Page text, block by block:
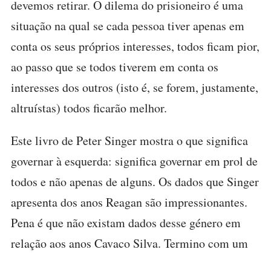
devemos retirar. O dilema do prisioneiro é uma
situação na qual se cada pessoa tiver apenas em
conta os seus próprios interesses, todos ficam pior,
ao passo que se todos tiverem em conta os
interesses dos outros (isto é, se forem, justamente,
altruístas) todos ficarão melhor.
Este livro de Peter Singer mostra o que significa
governar à esquerda: significa governar em prol de
todos e não apenas de alguns. Os dados que Singer
apresenta dos anos Reagan são impressionantes.
Pena é que não existam dados desse género em
relação aos anos Cavaco Silva. Termino com um